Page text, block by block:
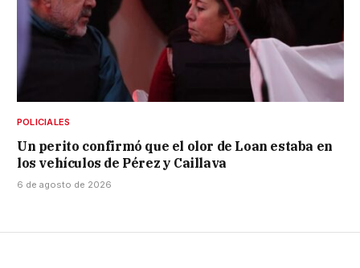
POLICIALES
Un perito confirmó que el olor de Loan estaba en
los vehículos de Pérez y Caillava
6 de agosto de 2026